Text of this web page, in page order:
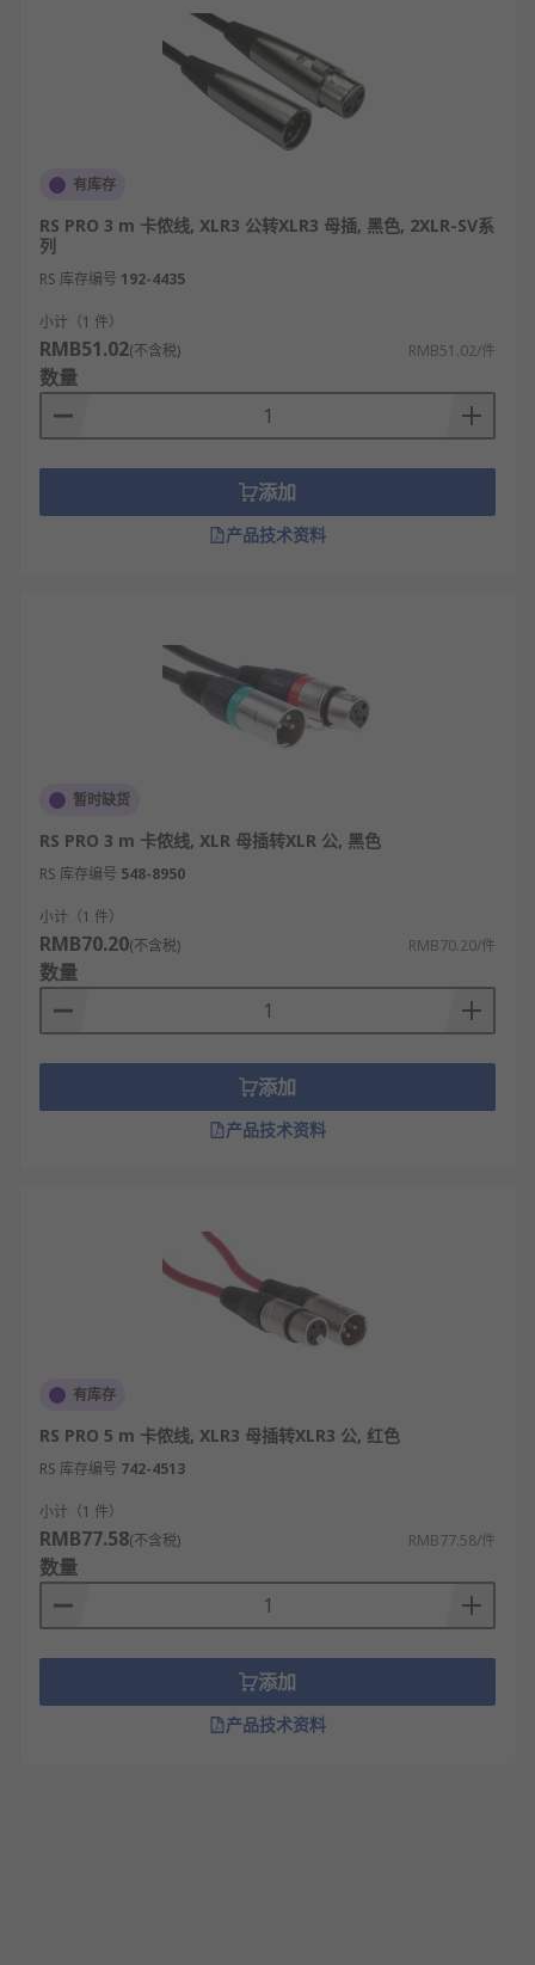
有库存
RS PRO 3 m 卡侬线, XLR3 公转XLR3 母插, 黑色, 2XLR-SV系
列
RS 库存编号 192-4435
小计（1 件）
RMB51.02(不含税) RMB51.02/件
数量
添加
产品技术资料
暂时缺货
RS PRO 3 m 卡侬线, XLR 母插转XLR 公, 黑色
RS 库存编号 548-8950
小计（1 件）
RMB70.20(不含税) RMB70.20/件
数量
添加
产品技术资料
有库存
RS PRO 5 m 卡侬线, XLR3 母插转XLR3 公, 红色
RS 库存编号 742-4513
小计（1 件）
RMB77.58(不含税) RMB77.58/件
数量
添加
产品技术资料